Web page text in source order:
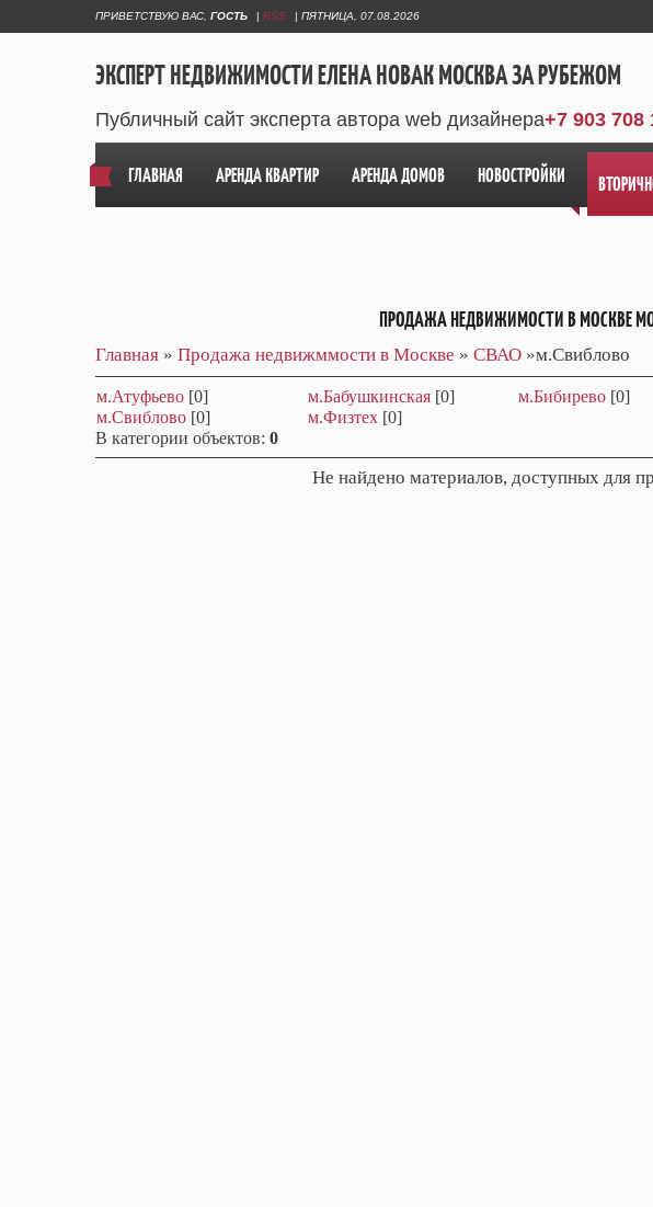
ПРИВЕТСТВУЮ ВАС ГОСТЬ | RSS | ПЯТНИЦА, 07.08.2026
ЭКСПЕРТ НЕДВИЖИМОСТИ ЕЛЕНА НОВАК МОСКВА ЗА РУБЕЖОМ
Публичный сайт эксперта автора web дизайнера+7 903 708
ГЛАВНАЯ АРЕНДА КВАРТИР АРЕНДА ДОМОВ НОВОСТРОЙКИ
ПРОДАЖА НЕДВИЖИМОСТИ В МОСКВЕ
Главная » Продажа недвижммости в Москве » СВАО »м.Свиблово
м.Атуфьево [0] м.Бабушкинская [0] м.Бибирево [0]
м.Свиблово [0] м.Физтех [0]
В категории объектов: 0
Не найдено материалов, доступных для